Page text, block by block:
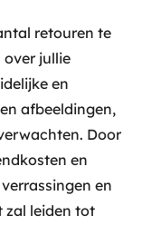
retouren te
jullie
en
afbeeldingen,
Door
en
en
zal leiden tot